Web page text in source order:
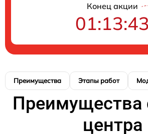
Конец акции
01:13:42
Преимущества Этапы работ
Преимущества
центра